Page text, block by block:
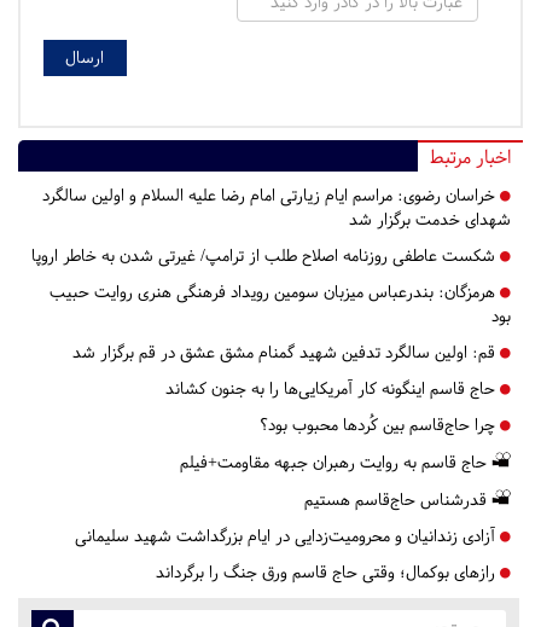
اخبار مرتبط
خراسان رضوی: مراسم ایام زیارتی امام رضا علیه السلام و اولین سالگرد
شهدای خدمت برگزار شد
شکست عاطفی روزنامه اصلاح طلب از ترامپ/ غیرتی شدن به خاطر اروپا
هرمزگان: بندرعباس میزبان سومین رویداد فرهنگی هنری روایت حبیب
بود
قم: اولین سالگرد تدفین شهید گمنام مشق عشق در قم برگزار شد
حاج قاسم اینگونه کار آمریکایی‌ها را به جنون کشاند
چرا حاج‌قاسم بین کُردها محبوب بود؟
حاج قاسم به روایت رهبران جبهه مقاومت+فیلم
قدرشناس حاج‌قاسم هستیم
آزادی زندانیان و محرومیت‌زدایی در ایام بزرگداشت شهید سلیمانی
رازهای بوکمال؛ وقتی حاج قاسم ورق جنگ را برگرداند